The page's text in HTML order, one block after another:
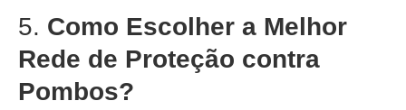
5. Como Escolher a Melhor
Rede de Proteção contra
Pombos?